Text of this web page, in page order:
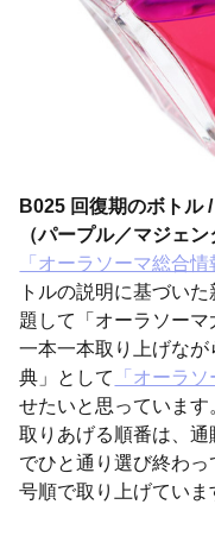
B025 回復期のボトル
（パープル／マジェ
「オーラソーマ総合
トルの説明に基づい
題して「オーラソーマ
一本一本取り上げな
典」として
「オーラ
せたいと思っています
取りあげる順番は、通
でひと通り選び終わ
号順で取り上げていま